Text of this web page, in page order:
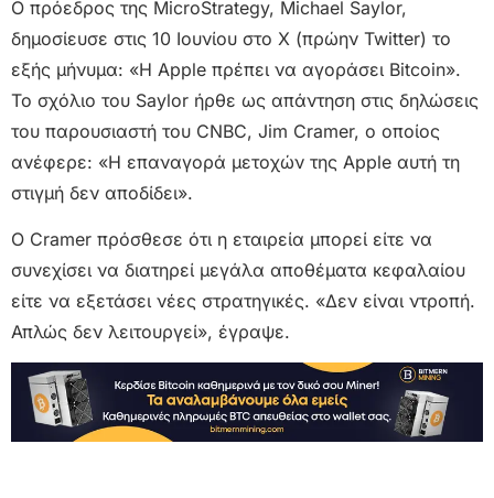
Ο πρόεδρος της MicroStrategy, Michael Saylor,
δημοσίευσε στις 10 Ιουνίου στο X (πρώην Twitter) το
εξής μήνυμα: «Η Apple πρέπει να αγοράσει Bitcoin».
Το σχόλιο του Saylor ήρθε ως απάντηση στις δηλώσεις
του παρουσιαστή του CNBC, Jim Cramer, ο οποίος
ανέφερε: «Η επαναγορά μετοχών της Apple αυτή τη
στιγμή δεν αποδίδει».
Ο Cramer πρόσθεσε ότι η εταιρεία μπορεί είτε να
συνεχίσει να διατηρεί μεγάλα αποθέματα κεφαλαίου
είτε να εξετάσει νέες στρατηγικές. «Δεν είναι ντροπή.
Απλώς δεν λειτουργεί», έγραψε.